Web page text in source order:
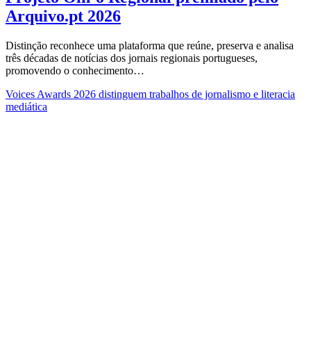
Arquivo.pt 2026
Distinção reconhece uma plataforma que reúne, preserva e analisa
três décadas de notícias dos jornais regionais portugueses,
promovendo o conhecimento…
Voices Awards 2026 distinguem trabalhos de jornalismo e literacia
mediática